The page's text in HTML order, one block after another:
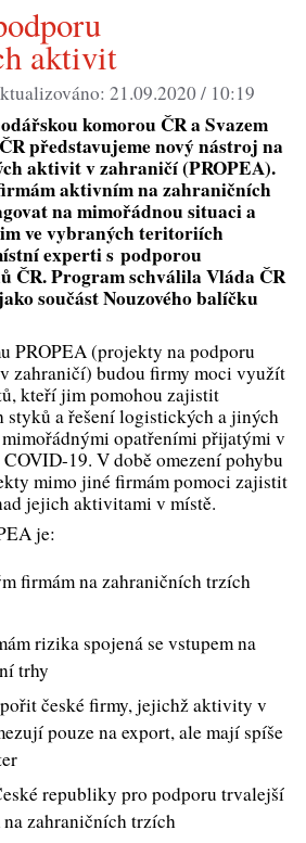
aktivit
21.09.2020 / 10:19
komorou ČR a Svazem
představujeme nový nástroj na
aktivit v zahraničí (PROPEA).
aktivním na zahraničních
na mimořádnou situaci a
ve vybraných teritoriích
experti s podporou
ČR. Program schválila Vláda ČR
součást Nouzového balíčku
PROPEA (projekty na podporu
zahraničí) budou firmy moci využít
kteří jim pomohou zajistit
a řešení logistických a jiných
opatřeními přijatými v
19. V době omezení pohybu
mimo jiné firmám pomoci zajistit
jejich aktivitami v místě.
je:
firmám na zahraničních trzích
rizika spojená se vstupem na
trhy
české firmy, jejichž aktivity v
pouze na export, ale mají spíše
republiky pro podporu trvalejší
zahraničních trzích